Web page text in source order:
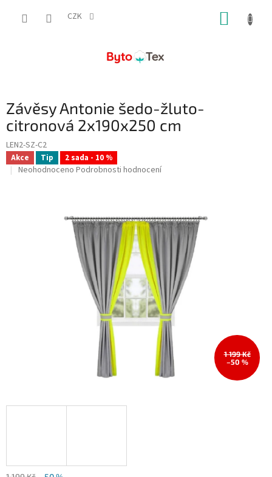
CZK
Závěsy Antonie šedo-žluto-
citronová 2x190x250 cm
LEN2-SZ-C2
Akce Tip 2 sada - 10 %
Průměrné
Neohodnoceno Podrobnosti hodnocení
1 199 Kč
–50 %